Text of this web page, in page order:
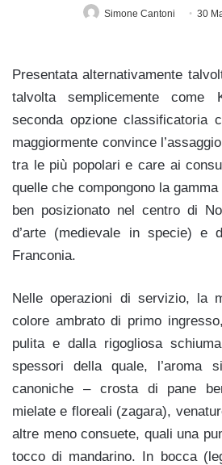
Simone Cantoni 30
Presentata alternativamente
talvolta semplicemente come
seconda opzione classificatoria
maggiormente convince
tra le più popolari e care ai
quelle che compongono la gamma
ben posizionato nel centro di
d’arte (medievale in specie) e
Franconia.
Nelle operazioni di servizio, la
colore ambrato di primo
pulita e dalla rigogliosa
spessori della quale, l’aroma
canoniche – crosta di pane
mielate e floreali (zagara),
altre meno consuete, quali una
tocco di mandarino. In bocca